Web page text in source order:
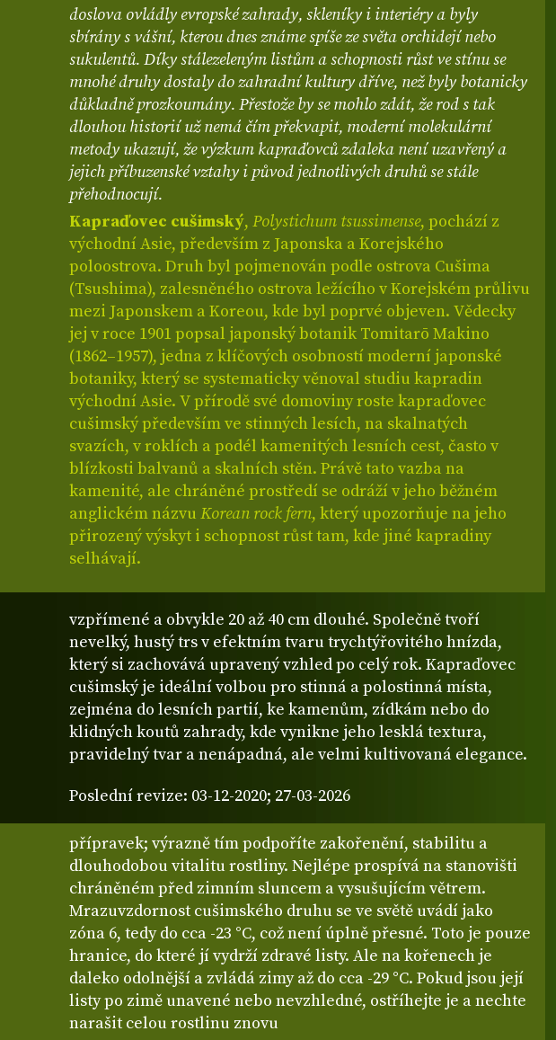
doslova ovládly evropské zahrady, skleníky i interiéry a byly
sbírány s vášní, kterou dnes známe spíše ze světa orchidejí nebo
sukulentů. Díky stálezeleným listům a schopnosti růst ve stínu se
mnohé druhy dostaly do zahradní kultury dříve, než byly botanicky
důkladně prozkoumány. Přestože by se mohlo zdát, že rod s tak
dlouhou historií už nemá čím překvapit, moderní molekulární
metody ukazují, že výzkum kapraďovců zdaleka není uzavřený a
jejich příbuzenské vztahy i původ jednotlivých druhů se stále
přehodnocují.
Kapraďovec cušimský,Polystichum tsussimense, pochází z
východní Asie, především z Japonska a Korejského
poloostrova. Druh byl pojmenován podle ostrova Cušima
(Tsushima), zalesněného ostrova ležícího v Korejském průlivu
mezi Japonskem a Koreou, kde byl poprvé objeven. Vědecky
jej v roce 1901 popsal japonský botanik Tomitarō Makino
(1862–1957), jedna z klíčových osobností moderní japonské
botaniky, který se systematicky věnoval studiu kapradin
východní Asie. V přírodě své domoviny roste kapraďovec
cušimský především ve stinných lesích, na skalnatých
svazích, v roklích a podél kamenitých lesních cest, často v
blízkosti balvanů a skalních stěn. Právě tato vazba na
kamenité, ale chráněné prostředí se odráží v jeho běžném
anglickém názvuKorean rock fern, který upozorňuje na jeho
přirozený výskyt i schopnost růst tam, kde jiné kapradiny
selhávají.
vzpřímené a obvykle 20 až 40 cm dlouhé. Společně tvoří
nevelký, hustý trs v efektním tvaru trychtýřovitého hnízda,
který si zachovává upravený vzhled po celý rok. Kapraďovec
cušimský je ideální volbou pro stinná a polostinná místa,
zejména do lesních partií, ke kamenům, zídkám nebo do
klidných koutů zahrady, kde vynikne jeho lesklá textura,
pravidelný tvar a nenápadná, ale velmi kultivovaná elegance.
Poslední revize: 03-12-2020; 27-03-2026
přípravek; výrazně tím podpoříte zakořenění, stabilitu a
dlouhodobou vitalitu rostliny. Nejlépe prospívá na stanovišti
chráněném před zimním sluncem a vysušujícím větrem.
Mrazuvzdornost cušimského druhu se ve světě uvádí jako
zóna 6, tedy do cca -23 °C, což není úplně přesné. Toto je pouze
hranice, do které jí vydrží zdravé listy. Ale na kořenech je
daleko odolnější a zvládá zimy až do cca -29 °C. Pokud jsou její
listy po zimě unavené nebo nevzhledné, ostříhejte je a nechte
narašit celou rostlinu znovu